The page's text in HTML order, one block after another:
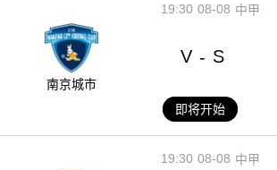
08-08
19:30 中甲
南京城市
V - S
即将开始
08-08
19:30 中甲